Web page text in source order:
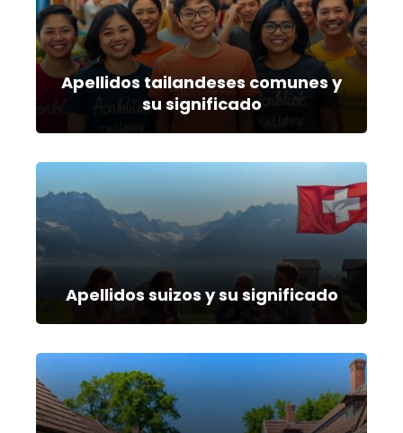
Apellidos tailandeses comunes y
su significado
Apellidos suizos y su significado